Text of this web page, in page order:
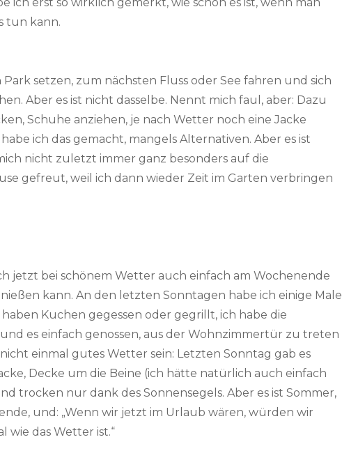
tun kann.
setzen, zum nächsten Fluss oder See fahren und sich
Aber es ist nicht dasselbe. Nennt mich faul, aber: Dazu
Schuhe anziehen, je nach Wetter noch eine Jacke
ich das gemacht, mangels Alternativen. Aber es ist
nicht zuletzt immer ganz besonders auf die
gefreut, weil ich dann wieder Zeit im Garten verbringen
jetzt bei schönem Wetter auch einfach am Wochenende
kann. An den letzten Sonntagen habe ich einige Male
haben Kuchen gegessen oder gegrillt, ich habe die
es einfach genossen, aus der Wohnzimmertür zu treten
einmal gutes Wetter sein: Letzten Sonntag gab es
Decke um die Beine (ich hätte natürlich auch einfach
trocken nur dank des Sonnensegels. Aber es ist Sommer,
und: „Wenn wir jetzt im Urlaub wären, würden wir
wie das Wetter ist.“